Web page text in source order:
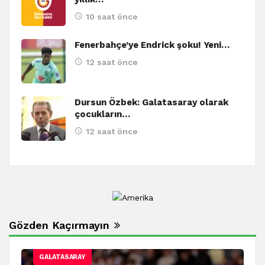
10 saat önce
Fenerbahçe’ye Endrick şoku! Yeni…
12 saat önce
Dursun Özbek: Galatasaray olarak
çocukların…
12 saat önce
Gözden Kaçırmayın
GALATASARAY